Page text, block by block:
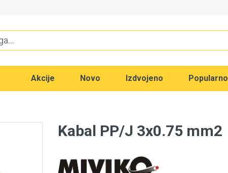
Akcije Novo Izdvojeno Popularno
Kabal PP/J 3x0.75 mm2